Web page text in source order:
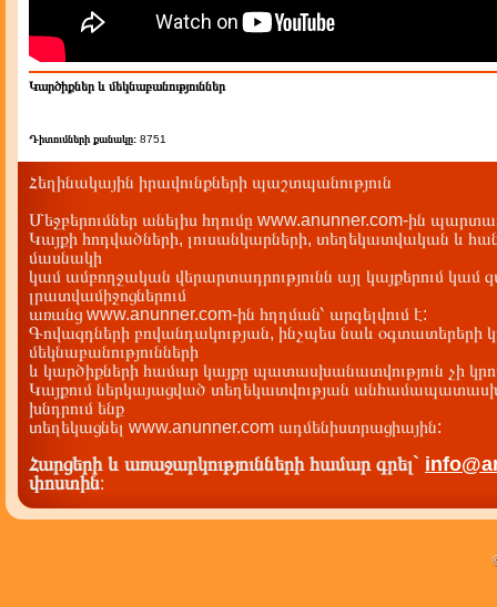
Կարծիքներ և մեկնաբանություններ
Դիտումների քանակը: 8751
Հեղինակային իրավունքների պաշտպանություն
Մեջբերումներ անելիս հղումը www.anunner.com-ին
Կայքի հոդվածների, լուսանկարների, տեղեկատվական և
մասնակի
կամ ամբողջական վերարտադրությունն այլ կայքերում կամ
լրատվամիջոցներում
առանց www.anunner.com-ին հղղման՝ արգելվում է:
Գովազդների բովանդակության, ինչպես նաև օգտատերերի
մեկնաբանությունների
և կարծիքների համար կայքը պատասխանատվություն չի
Կայքում ներկայացված տեղեկատվության
խնդրում ենք
տեղեկացնել www.anunner.com ադմենիստրացիային:
Հարցերի և առաջարկությունների համար գրել`
փոստին: